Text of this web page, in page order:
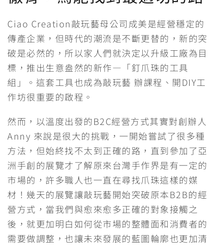
Ciao Creation敲玩藝母公司成美是經營穩定的
傳產企業，但時代的潮流是不斷更替的，新的突
破是必然的，所以家人們就決定以升級工廠為目
標，推出生意盎然的新作—「釘爪珠的工具
組」。這套工具也成為敲玩藝 辦課程、開DIY工
作坊很重要的啟程。
然而，以溫度出發的B2C經營方式其實對創辦人
Anny 來說是很大的挑戰，一開始嘗試了很多種
方法，但始終找不太到正確的路，直到參加了亞
洲手創的展覽才了解原來台灣手作界是有一定的
市場的，許多職人也一直在尋找爪珠這樣的媒
材！幾天的展覽讓敲玩藝開始突破原本B2B的經
營方式，當我們與愈來愈多正確的對象接觸之
後，就更加明白如何從市場的整體面和消費者的
需要做調整，也讓未來發展的藍圖輪廓也更加清